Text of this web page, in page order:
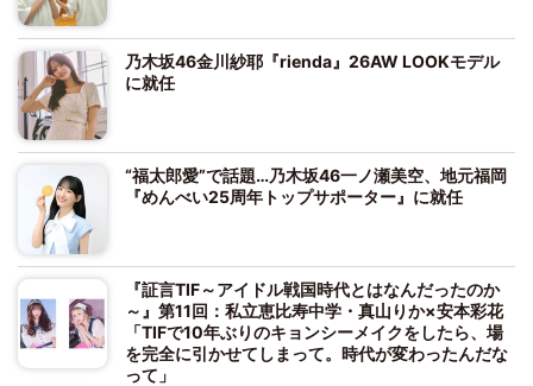
乃木坂46金川紗耶『rienda』26AW LOOKモデル
に就任
“福太郎愛”で話題…乃木坂46一ノ瀬美空、地元福岡
『めんべい25周年トップサポーター』に就任
『証言TIF～アイドル戦国時代とはなんだったのか
～』第11回：私立恵比寿中学・真山りか×安本彩花
「TIFで10年ぶりのキョンシーメイクをしたら、場
を完全に引かせてしまって。時代が変わったんだな
って」